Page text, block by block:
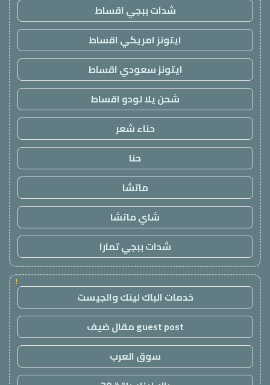
شدات ببجي اقساط
ايتونز امريكي اقساط
ايتونز سعودي اقساط
شحن يلا لودو اقساط
حناء شعر
حنا
ماتشا
شاي ماتشا
شدات ببجي تمارا
!
خدمات الباك لينك والجيست
guest post مقال ضيف
سوق العرب